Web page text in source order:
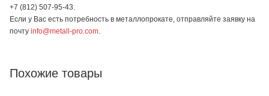
+7 (812) 507-95-43.
Если у Вас есть потребность в металлопрокате, отправляйте заявку на
почту info@metall-pro.com
Похожие товары